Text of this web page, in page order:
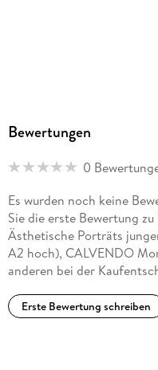
Bewertungen
0
Es wurden noch keine
Sie die erste Bewertung
Ästhetische Porträts
A2 hoch), CALVENDO
anderen bei der
Erste Bewertung schreiben